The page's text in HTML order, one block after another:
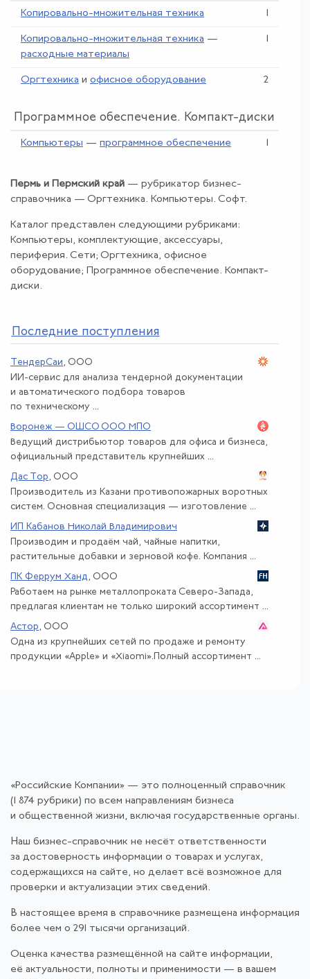
Копировально-множительная техника 1
Копировально-множительная техника —
расходные материалы
1
Оргтехника и офисное оборудование 2
Программное обеспечение. Компакт-диски
Компьютеры — программное обеспечение 1
Пермь и Пермский край — рубрикатор бизнес-
справочника — Оргтехника. Компьютеры. Софт.
Каталог представлен следующими рубриками:
Компьютеры, комплектующие, аксессуары,
периферия. Сети; Оргтехника, офисное
оборудование; Программное обеспечение. Компакт-
диски.
Последние поступления
ТендерСаи , ООО
ИИ-сервис для анализа тендерной документации
и автоматического подбора товаров
по техническому ...
Воронеж — ОШСО ООО МПО
Ведущий дистрибьютор товаров для офиса и бизнеса,
официальный представитель крупнейших ...
Дас Тор , ООО
Производитель из Казани противопожарных воротных
систем. Основная специализация — изготовление ...
ИП Кабанов Николай Владимирович
Производим и продаём чай, чайные напитки,
растительные добавки и зерновой кофе. Компания ...
ПК Феррум Ханд , ООО
Работаем на рынке металлопроката Северо-Запада,
предлагая клиентам не только широкий ассортимент ...
Астор , ООО
Одна из крупнейших сетей по продаже и ремонту
продукции «Apple» и «Xiaomi».Полный ассортимент ...
«Российские Компании» — это полноценный справочник
(1 874 рубрики) по всем направлениям бизнеса
и общественной жизни, включая государственные органы.
Наш бизнес-справочник не несёт ответственности
за достоверность информации о товарах и услугах,
содержащихся на сайте, но делает всё возможное для
проверки и актуализации этих сведений.
В настоящее время в справочнике размещена информация
более чем о 291 тысячи организаций.
Оценка качества размещённой на сайте информации,
её актуальности, полноты и применимости — в вашем